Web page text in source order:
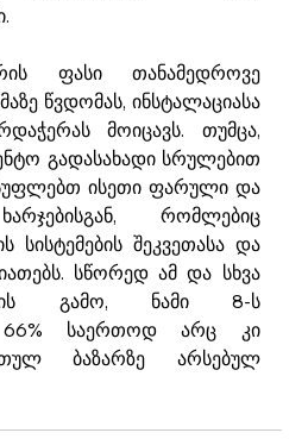
ფასი თანამედროვე
წვდომას, ინსტალაციასა
მოიცავს. თუმცა,
გადასახადი სრულებით
ისეთი ფარული და
რომლებიც
შეკვეთასა და
სწორედ ამ და სხვა
გამო, ნამი 8-ს
66% საერთოდ არც კი
ბაზარზე არსებულ